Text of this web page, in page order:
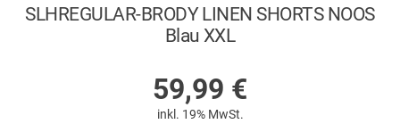
SLHREGULAR-BRODY LINEN SHORTS NOOS
Blau XXL
59,99 €
inkl. 19% MwSt.